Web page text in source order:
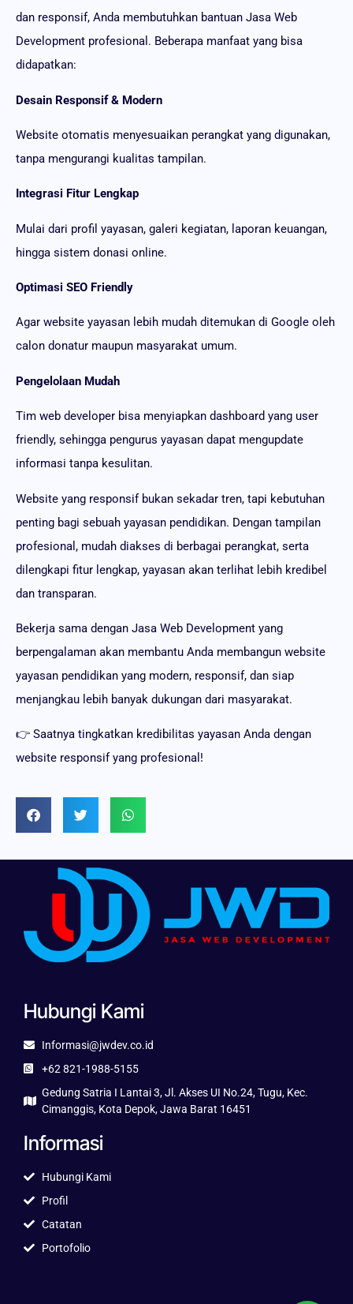
dan responsif, Anda membutuhkan bantuan Jasa Web
Development profesional. Beberapa manfaat yang bisa
didapatkan:
Desain Responsif & Modern
Website otomatis menyesuaikan perangkat yang digunakan,
tanpa mengurangi kualitas tampilan.
Integrasi Fitur Lengkap
Mulai dari profil yayasan, galeri kegiatan, laporan keuangan,
hingga sistem donasi online.
Optimasi SEO Friendly
Agar website yayasan lebih mudah ditemukan di Google oleh
calon donatur maupun masyarakat umum.
Pengelolaan Mudah
Tim web developer bisa menyiapkan dashboard yang user
friendly, sehingga pengurus yayasan dapat mengupdate
informasi tanpa kesulitan.
Website yang responsif bukan sekadar tren, tapi kebutuhan
penting bagi sebuah yayasan pendidikan. Dengan tampilan
profesional, mudah diakses di berbagai perangkat, serta
dilengkapi fitur lengkap, yayasan akan terlihat lebih kredibel
dan transparan.
Bekerja sama dengan Jasa Web Development yang
berpengalaman akan membantu Anda membangun website
yayasan pendidikan yang modern, responsif, dan siap
menjangkau lebih banyak dukungan dari masyarakat.
👉 Saatnya tingkatkan kredibilitas yayasan Anda dengan
website responsif yang profesional!
Hubungi Kami
Informasi@jwdev.co.id
+62 821-1988-5155
Gedung Satria I Lantai 3, Jl. Akses UI No.24, Tugu, Kec.
Cimanggis, Kota Depok, Jawa Barat 16451
Informasi
Hubungi Kami
Profil
Catatan
Portofolio